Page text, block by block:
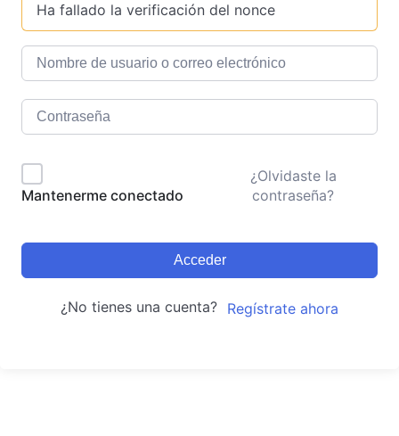
Ha fallado la verificación del nonce
Mantenerme conectado
¿Olvidaste la
contraseña?
Acceder
¿No tienes una cuenta? Regístrate ahora